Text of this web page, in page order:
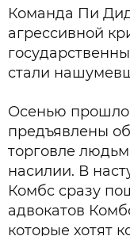
Команда Пи
агрессивной
стали
Осенью
предъявлены
торговле
насилии. В
Комбс сразу
адвокатов
которые хотят